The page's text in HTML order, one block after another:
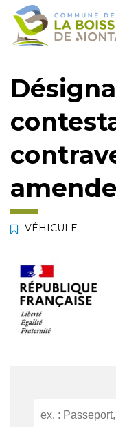
Gestion des traceurs
Aller
Aller
contenu
Aller
pied
VÉHICULE